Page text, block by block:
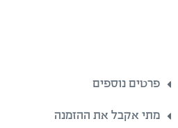
פרטים נוספים
מתי אקבל את ההזמנה